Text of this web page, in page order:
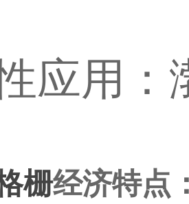
应用：
栅经济特点